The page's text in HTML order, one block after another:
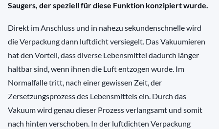
Saugers, der speziell für diese Funktion konzipiert wurde.
Direkt im Anschluss und in nahezu sekundenschnelle wird
die Verpackung dann luftdicht versiegelt. Das Vakuumieren
hat den Vorteil, dass diverse Lebensmittel dadurch länger
haltbar sind, wenn ihnen die Luft entzogen wurde. Im
Normalfalle tritt, nach einer gewissen Zeit, der
Zersetzungsprozess des Lebensmittels ein. Durch das
Vakuum wird genau dieser Prozess verlangsamt und somit
nach hinten verschoben. In der luftdichten Verpackung